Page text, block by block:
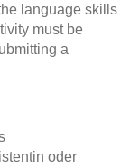
language skills
must be
a
oder